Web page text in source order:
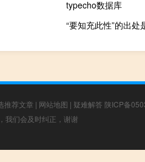
typecho数据库
“要知充此性”的出处
推荐文章 | 网站地图 | 疑难解答 陕ICP备
我们会及时纠正，谢谢